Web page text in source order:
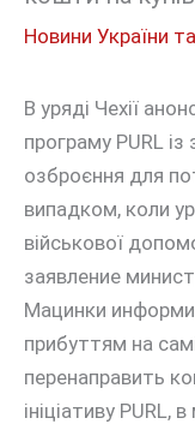
Новини України
В уряді Чехії
програму PURL із
озброєння для
випадком, коли
військової
заявление
Мацинки
прибуттям на
перенаправить
ініціативу